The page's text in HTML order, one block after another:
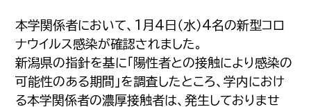
本学関係者において、1月4日（水）4名の新型コロ
ナウイルス感染が確認されました。
新潟県の指針を基に「陽性者との接触により感染の
可能性のある期間」を調査したところ、学内におけ
る本学関係者の濃厚接触者は、発生しておりませ